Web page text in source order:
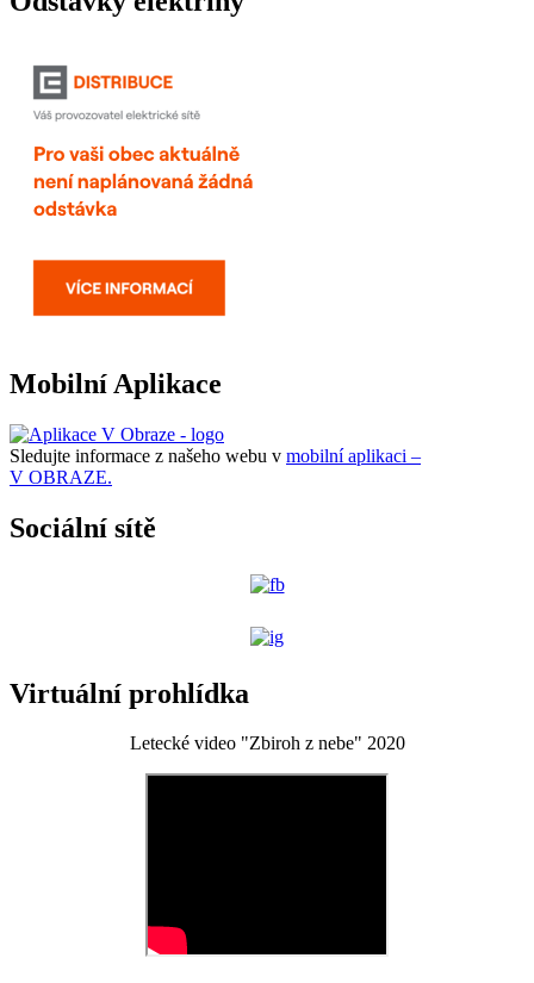
Mobilní Aplikace
Sledujte informace z našeho webu v mobilní aplikaci –
V OBRAZE.
Sociální sítě
Virtuální prohlídka
Letecké video "Zbiroh z nebe" 2020